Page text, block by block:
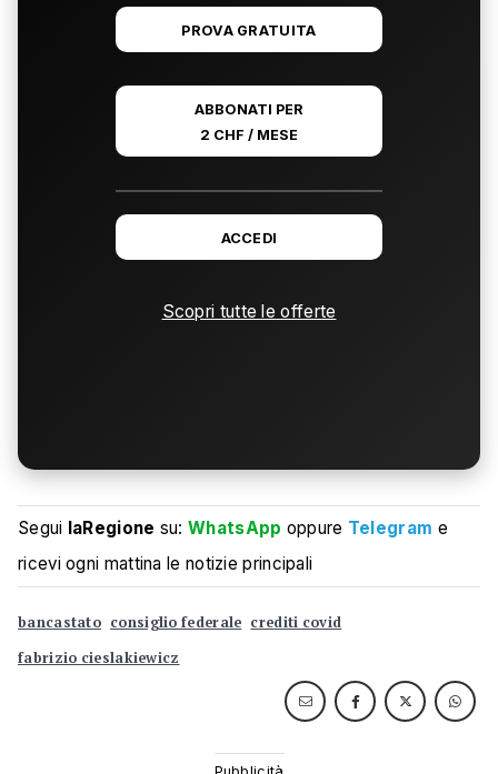
PROVA GRATUITA
ABBONATI PER
2 CHF / MESE
ACCEDI
Scopri tutte le offerte
Segui laRegione su:WhatsApp oppure Telegram e
ricevi ogni mattina le notizie principali
bancastato consiglio federale crediti covid
fabrizio cieslakiewicz